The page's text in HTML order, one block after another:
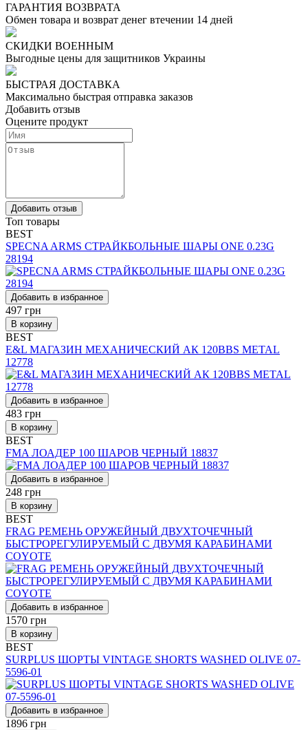
ГАРАНТИЯ ВОЗВРАТА
Обмен товара и возврат денег втечении 14 дней
СКИДКИ ВОЕННЫМ
Выгодные цены для защитников Украины
БЫСТРАЯ ДОСТАВКА
Максимально быстрая отправка заказов
Добавить отзыв
Оцените продукт
Добавить отзыв
Топ товары
BEST
SPECNA ARMS СТРАЙКБОЛЬНЫЕ ШАРЫ ONE 0.23G
28194
Добавить в избранное
497 грн
В корзину
BEST
E&L МАГАЗИН МЕХАНИЧЕСКИЙ АК 120BBS METAL
12778
Добавить в избранное
483 грн
В корзину
BEST
FMA ЛОАДЕР 100 ШАРОВ ЧЕРНЫЙ 18837
Добавить в избранное
248 грн
В корзину
BEST
FRAG РЕМЕНЬ ОРУЖЕЙНЫЙ ДВУХТОЧЕЧНЫЙ
БЫСТРОРЕГУЛИРУЕМЫЙ С ДВУМЯ КАРАБИНАМИ
COYOTE
Добавить в избранное
1570 грн
В корзину
BEST
SURPLUS ШОРТЫ VINTAGE SHORTS WASHED OLIVE 07-
5596-01
Добавить в избранное
1896 грн